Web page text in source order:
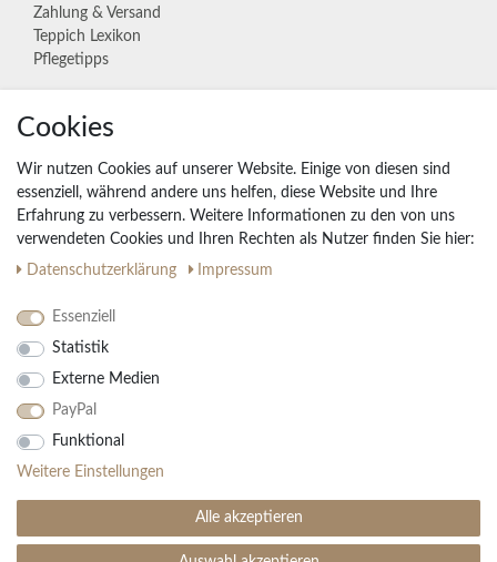
Zahlung & Versand
Teppich Lexikon
Pflegetipps
Unternehmen
Widerrufs­recht
Vertrag widerrufen
Impressum
Daten­schutz­erklärung
AGB
Ihre Vorteile
30 Tage Rückgaberecht
Große Auswahl
Einfache Auftragsverfolgung
Cookies
Wir nutzen Cookies auf unserer Website. Einige von diesen sind
essenziell, während andere uns helfen, diese Website und Ihre
Erfahrung zu verbessern. Weitere Informationen zu den von uns
verwendeten Cookies und Ihren Rechten als Nutzer finden Sie hier:
Daten­schutz­erklärung
Impressum
Essenziell
Statistik
Externe Medien
PayPal
Funktional
Weitere Einstellungen
Alle akzeptieren